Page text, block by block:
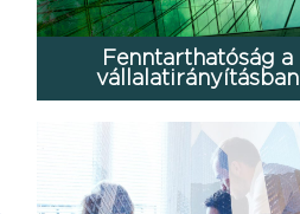
Fenntarthatóság a
vállalatirányításban